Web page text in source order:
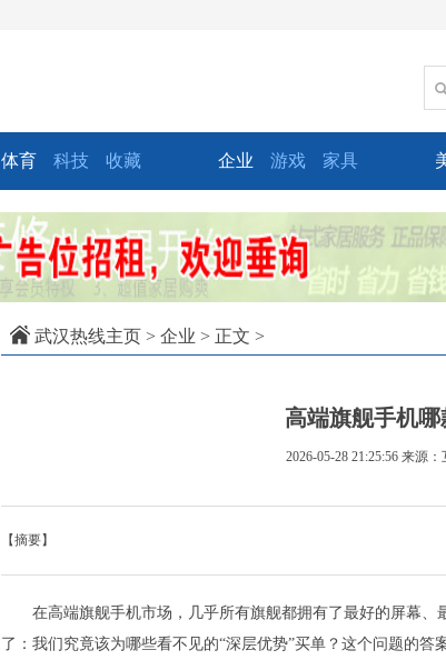
体育 科技 收藏 企业 游戏 家具
武汉热线主页 > 企业 > 正文 >
高端旗舰手机哪
2026-05-28 21:25:56 来源：
【摘要】
在高端旗舰手机市场，几乎所有旗舰都拥有了最好的屏幕
了：我们究竟该为哪些看不见的“深层优势”买单？这个问题的答